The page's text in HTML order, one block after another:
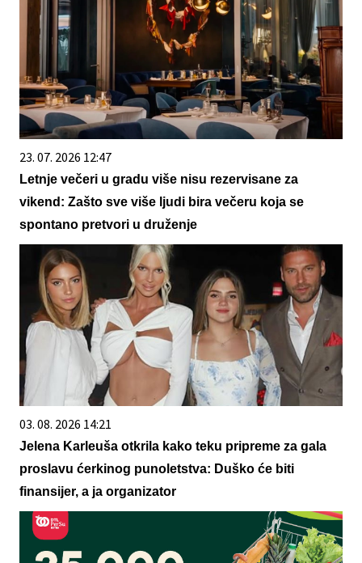
23. 07. 2026 12:47
Letnje večeri u gradu više nisu rezervisane za
vikend: Zašto sve više ljudi bira večeru koja se
spontano pretvori u druženje
03. 08. 2026 14:21
Jelena Karleuša otkrila kako teku pripreme za gala
proslavu ćerkinog punoletstva: Duško će biti
finansijer, a ja organizator